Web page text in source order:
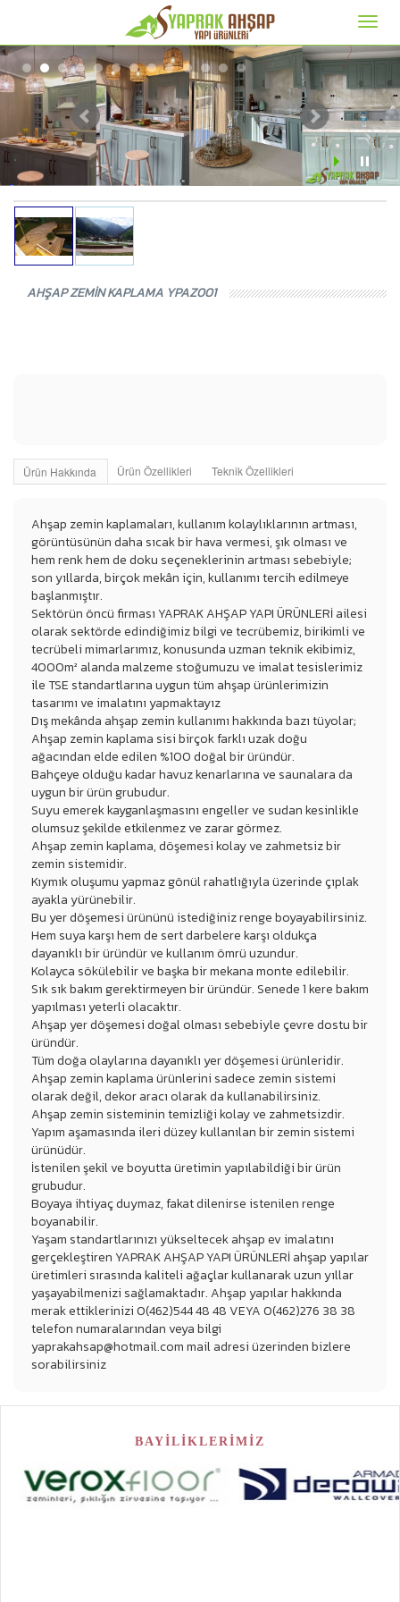
AHŞAP ZEMİN KAPLAMA YPAZ001
Ürün Hakkında Ürün Özellikleri Teknik Özellikleri
Ahşap zemin kaplamaları, kullanım kolaylıklarının artması,
görüntüsünün daha sıcak bir hava vermesi, şık olması ve
hem renk hem de doku seçeneklerinin artması sebebiyle;
son yıllarda, birçok mekân için, kullanımı tercih edilmeye
başlanmıştır.
Sektörün öncü firması YAPRAK AHŞAP YAPI ÜRÜNLERİ ailesi
olarak sektörde edindiğimiz bilgi ve tecrübemiz, birikimli ve
tecrübeli mimarlarımız, konusunda uzman teknik ekibimiz,
4000m² alanda malzeme stoğumuzu ve imalat tesislerimiz
ile TSE standartlarına uygun tüm ahşap ürünlerimizin
tasarımı ve imalatını yapmaktayız
Dış mekânda ahşap zemin kullanımı hakkında bazı tüyolar;
Ahşap zemin kaplama sisi birçok farklı uzak doğu
ağacından elde edilen %100 doğal bir üründür.
Bahçeye olduğu kadar havuz kenarlarına ve saunalara da
uygun bir ürün grubudur.
Suyu emerek kayganlaşmasını engeller ve sudan kesinlikle
olumsuz şekilde etkilenmez ve zarar görmez.
Ahşap zemin kaplama, döşemesi kolay ve zahmetsiz bir
zemin sistemidir.
Kıymık oluşumu yapmaz gönül rahatlığıyla üzerinde çıplak
ayakla yürünebilir.
Bu yer döşemesi ürününü istediğiniz renge boyayabilirsiniz.
Hem suya karşı hem de sert darbelere karşı oldukça
dayanıklı bir üründür ve kullanım ömrü uzundur.
Kolayca sökülebilir ve başka bir mekana monte edilebilir.
Sık sık bakım gerektirmeyen bir üründür. Senede 1 kere bakım
yapılması yeterli olacaktır.
Ahşap yer döşemesi doğal olması sebebiyle çevre dostu bir
üründür.
Tüm doğa olaylarına dayanıklı yer döşemesi ürünleridir.
Ahşap zemin kaplama ürünlerini sadece zemin sistemi
olarak değil, dekor aracı olarak da kullanabilirsiniz.
Ahşap zemin sisteminin temizliği kolay ve zahmetsizdir.
Yapım aşamasında ileri düzey kullanılan bir zemin sistemi
ürünüdür.
İstenilen şekil ve boyutta üretimin yapılabildiği bir ürün
grubudur.
Boyaya ihtiyaç duymaz, fakat dilenirse istenilen renge
boyanabilir.
Yaşam standartlarınızı yükseltecek ahşap ev imalatını
gerçekleştiren YAPRAK AHŞAP YAPI ÜRÜNLERİ ahşap yapılar
üretimleri sırasında kaliteli ağaçlar kullanarak uzun yıllar
yaşayabilmenizi sağlamaktadır. Ahşap yapılar hakkında
merak ettiklerinizi 0(462)544 48 48 VEYA 0(462)276 38 38
telefon numaralarından veya bilgi
yaprakahsap@hotmail.com mail adresi üzerinden bizlere
sorabilirsiniz
BAYİLİKLERİMİZ